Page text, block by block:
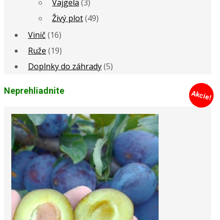
Vajgela (3)
Živý plot(49)
Vinič (16)
Ruže (19)
Doplnky do záhrady(5)
Neprehliadnite